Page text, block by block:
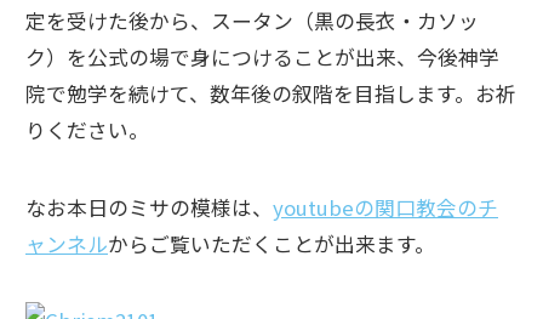
定を受けた後から、スータン（黒の長衣・カソッ
ク）を公式の場で身につけることが出来、今後神学
院で勉学を続けて、数年後の叙階を目指します。お祈
りください。
なお本日のミサの模様は、 youtubeの関口教会のチ
ャンネルからご覧いただくことが出来ます。